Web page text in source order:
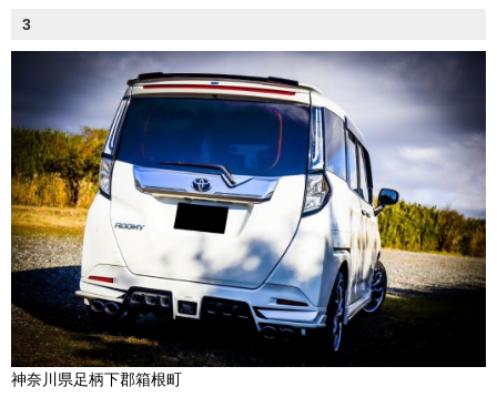
3
神奈川県足柄下郡箱根町